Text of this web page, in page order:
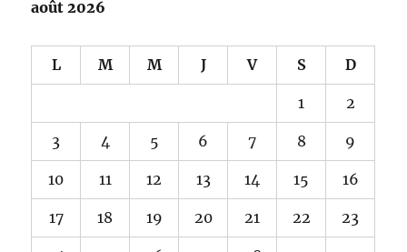
août 2026
L M M J V S D
1 2
3 4 5 6 7 8 9
10 11 12 13 14 15 16
17 18 19 20 21 22 23